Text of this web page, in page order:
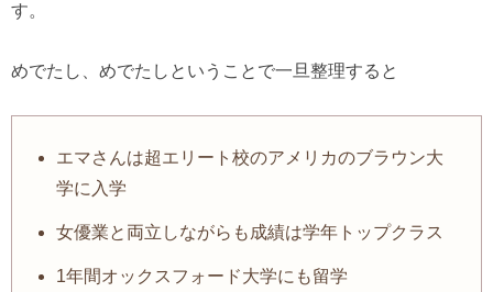
す。
めでたし、めでたしということで一旦整理すると
エマさんは超エリート校のアメリカのブラウン大
学に入学
女優業と両立しながらも成績は学年トップクラス
1年間オックスフォード大学にも留学